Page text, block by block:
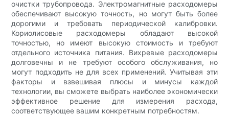
очистки трубопровода. Электромагнитные расходомеры
обеспечивают высокую точность, но могут быть более
дорогими и требовать периодической калибровки.
Кориолисовые расходомеры обладают высокой
точностью, но имеют высокую стоимость и требуют
отдельного источника питания. Вихревые расходомеры
долговечны и не требуют особого обслуживания, но
могут подходить не для всех применений. Учитывая эти
факторы и взвешивая плюсы и минусы каждой
технологии, вы сможете выбрать наиболее экономически
эффективное решение для измерения расхода,
соответствующее вашим конкретным потребностям.